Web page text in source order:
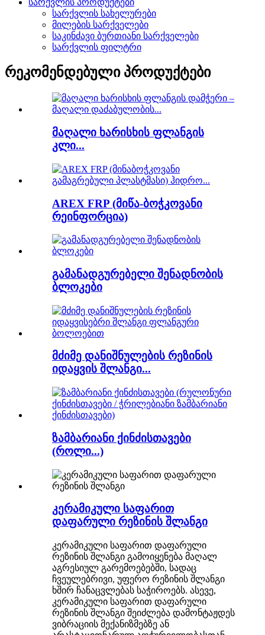
სარქვლის სახელურები
მილების სარქველები
საკინძავი ბურთიანი სარქველები
სარქვლის ფილტრი
რეკომენდებული პროდუქტები
მაღალი ხარისხის ფლანგის
კლი...
AREX FRP (მიწა-ბოჭკოვანი
რეინფორცია)
გამანადგურებელი შენადნობის
ბლოკები
მძიმე დანიშნულების რეზინის
იდაყვის შლანგი...
ზამბარიანი ქინძისთავები
(როლი...)
კერამიკული საფარით
დაფარული რეზინის შლანგი
კერამიკული საფარით დაფარული
რეზინის შლანგი გამოიყენება მაღალ
აგრესიულ გარემოებებში, სადაც
ჩვეულებრივი, უფერო რეზინის შლანგი
ხშირ ჩანაცვლებას საჭიროებს. ასევე,
კერამიკული საფარით დაფარული
რეზინის შლანგი შეიძლება დამონტაჟდეს
ვიბრაციის მექანიზმებზე ან